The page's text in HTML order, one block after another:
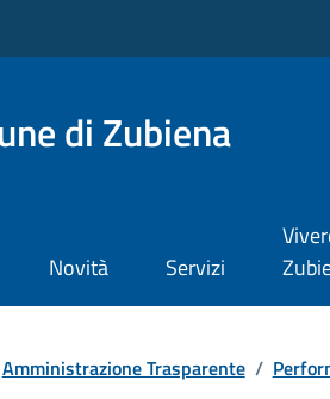
di Zubiena
Novità Servizi
Amministrazione Trasparente /